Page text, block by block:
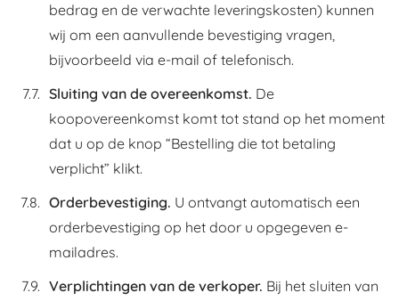
bedrag en de verwachte leveringskosten) kunnen
wij om een aanvullende bevestiging vragen,
bijvoorbeeld via e-mail of telefonisch.
Sluiting van de overeenkomst. De
koopovereenkomst komt tot stand op het moment
dat u op de knop “Bestelling die tot betaling
verplicht” klikt.
Orderbevestiging. U ontvangt automatisch een
orderbevestiging op het door u opgegeven e-
mailadres.
Verplichtingen van de verkoper. Bij het sluiten van